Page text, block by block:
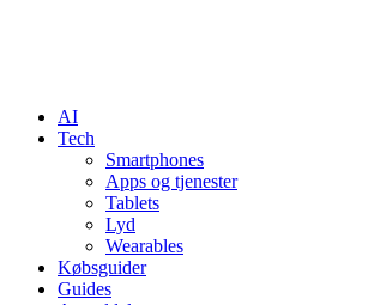
AI
Tech
Smartphones
Apps og tjenester
Tablets
Lyd
Wearables
Købsguider
Guides